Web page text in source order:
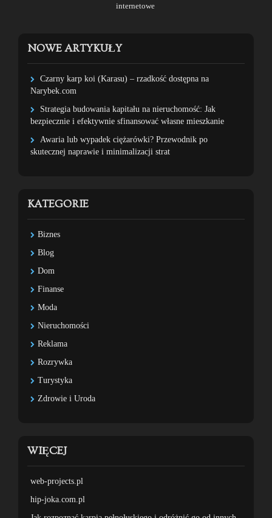
internetowe
NOWE ARTYKUŁY
Czarny karp koi (Karasu) – rzadkość dostępna na
Narybek.com
Strategia budowania kapitału na nieruchomość: Jak
bezpiecznie i efektywnie sfinansować własne mieszkanie
Awaria lub wypadek ciężarówki? Przewodnik po
skutecznej naprawie i minimalizacji strat
KATEGORIE
Biznes
Blog
Dom
Finanse
Moda
Nieruchomości
Reklama
Rozrywka
Turystyka
Zdrowie i Uroda
WIĘCEJ
web-projects.pl
hip-joka.com.pl